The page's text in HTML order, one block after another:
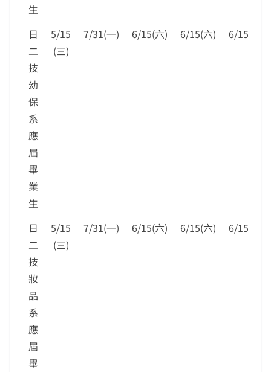
生
日
二
技
幼
保
系
應
屆
畢
業
生
5/15
(三)
7/31(一) 6/15(六) 6/15(六) 6/15(六)
日
二
技
妝
品
系
應
屆
畢
5/15
(三)
7/31(一) 6/15(六) 6/15(六) 6/15(六)